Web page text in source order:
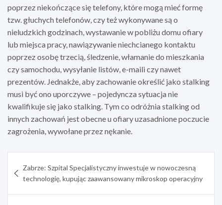
poprzez niekończące się telefony, które mogą mieć formę
tzw. głuchych telefonów, czy też wykonywane są o
nieludzkich godzinach, wystawanie w pobliżu domu ofiary
lub miejsca pracy, nawiązywanie niechcianego kontaktu
poprzez osobę trzecią, śledzenie, włamanie do mieszkania
czy samochodu, wysyłanie listów, e-maili czy nawet
prezentów. Jednakże, aby zachowanie określić jako stalking
musi być ono uporczywe – pojedyncza sytuacja nie
kwalifikuje się jako stalking. Tym co odróżnia stalking od
innych zachowań jest obecne u ofiary uzasadnione poczucie
zagrożenia, wywołane przez nękanie.
wpisu
Zabrze: Szpital Specjalistyczny inwestuje w nowoczesną
technologię, kupując zaawansowany mikroskop operacyjny